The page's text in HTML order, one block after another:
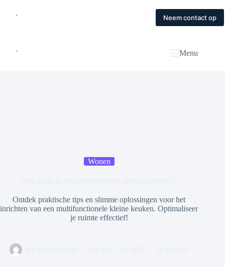
Contact
Neem contact op
Menu
Wonen
Ontdek praktische tips en slimme oplossingen voor het
inrichten van een multifunctionele kleine keuken. Optimaliseer
je ruimte effectief!